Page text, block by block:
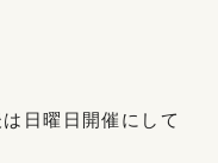
日曜日開催にして